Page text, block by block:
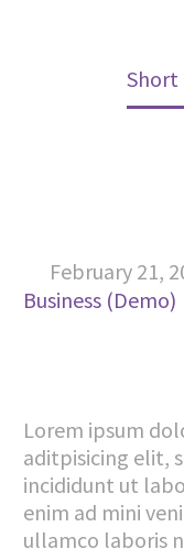
Short
February 21,
Business (Demo)
Lorem ipsum
aditpisicing elit,
incididunt ut
enim ad mini
ullamco laboris